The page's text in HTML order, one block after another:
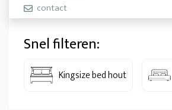
contact
Snel filteren:
Kingsize bed hout